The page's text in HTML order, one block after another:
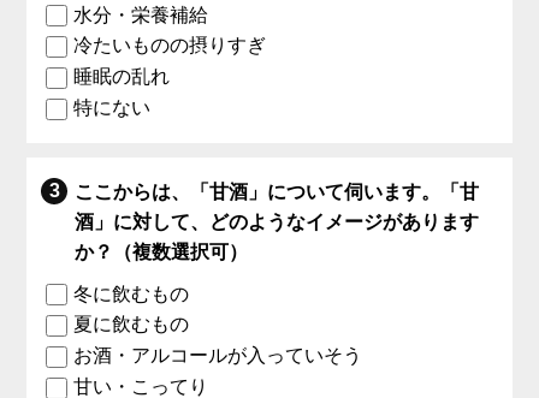
水分・栄養補給
冷たいものの摂りすぎ
睡眠の乱れ
特にない
ここからは、「甘酒」について伺います。「甘
酒」に対して、どのようなイメージがあります
か？（複数選択可）
冬に飲むもの
夏に飲むもの
お酒・アルコールが入っていそう
甘い・こってり